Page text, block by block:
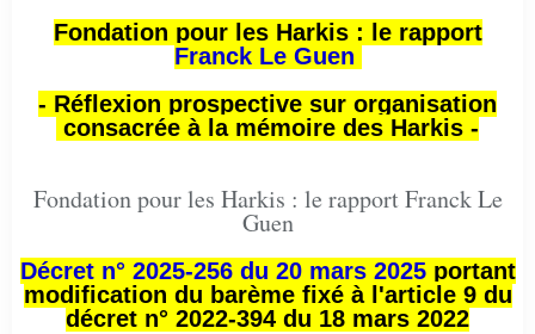
Fondation pour les Harkis : le rapport
Franck Le Guen
- Réflexion prospective sur organisation
consacrée à la mémoire des Harkis -
Fondation pour les Harkis : le rapport Franck Le
Guen
Décret n° 2025-256 du 20 mars 2025portant
modification du barème fixé à l'article 9 du
décret n° 2022-394 du 18 mars 2022